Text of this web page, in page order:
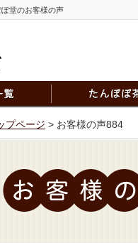
堂のお客様の声
プページ > お客様の声884